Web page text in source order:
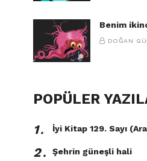
Benim
DOĞAN
POPÜLER
1․ İyi Kitap 129. Sayı
2․ Şehrin güneşli hali